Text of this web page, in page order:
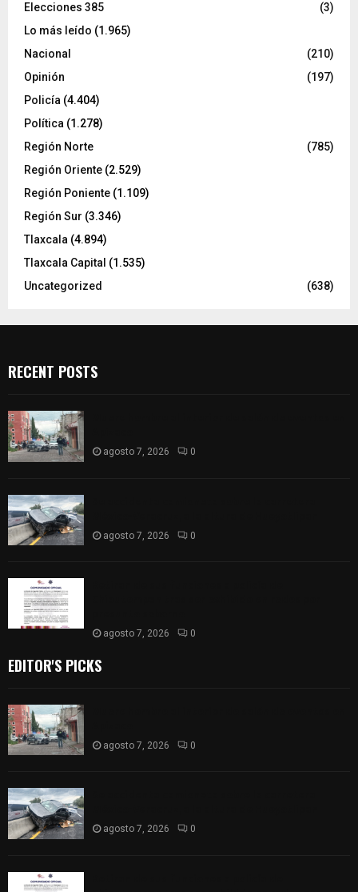
Elecciones 385
(3)
Lo más leído (1.965)
Nacional
(210)
Opinión
(197)
Policía (4.404)
Política (1.278)
Región Norte
(785)
Región Oriente (2.529)
Región Poniente (1.109)
Región Sur (3.346)
Tlaxcala (4.894)
Tlaxcala Capital (1.535)
Uncategorized
(638)
RECENT POSTS
agosto 7, 2026 0
agosto 7, 2026 0
agosto 7, 2026 0
EDITOR'S PICKS
agosto 7, 2026 0
agosto 7, 2026 0